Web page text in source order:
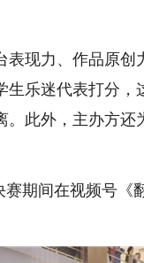
现力、作品原
乐迷代表打分
此外，主办方
期间在视频号